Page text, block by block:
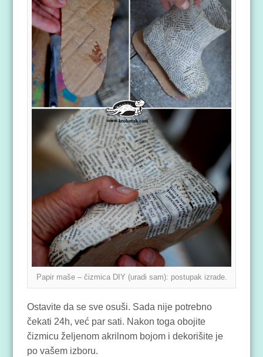
Papir maše – čizmica DIY (uradi sam): postupak izrade.
Ostavite da se sve osuši. Sada nije potrebno
čekati 24h, već par sati. Nakon toga obojite
čizmicu željenom akrilnom bojom i dekorišite je
po vašem izboru.